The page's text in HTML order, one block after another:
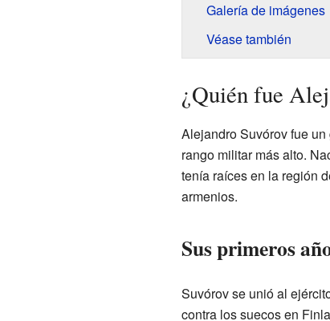
Galería de imágenes
Véase también
¿Quién fue
Alejandro Suvórov fue
rango militar más alto.
tenía raíces en la región
armenios.
Sus primeros
Suvórov se unió al
contra los suecos en